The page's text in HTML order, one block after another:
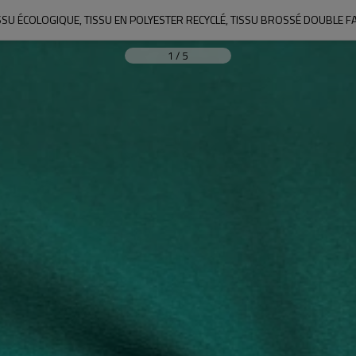
ÉCOLOGIQUE, TISSU EN POLYESTER RECYCLÉ, TISSU BROSSÉ DOUBLE
1 / 5